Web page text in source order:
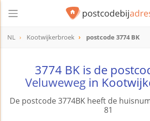
NL Kootwijkerbroek postcode 3774 BK
3774 BK is de
Veluweweg in
De postcode 3774BK heeft de
81